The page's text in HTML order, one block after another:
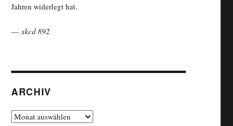
Jahren widerlegt hat.
—xkcd 892
ARCHIV
Archiv